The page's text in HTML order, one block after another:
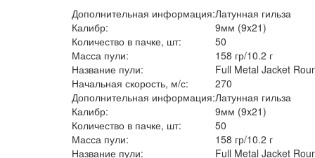
Дополнительная информация:Латунная гильза
Калибр:
9мм (9x21)
Количество в пачке, шт:
50
Масса пули:
158 гр/10.2 г
Название пули:
Full Metal Jacket
Начальная скорость, м/с:
270
Дополнительная информация:Латунная гильза
Калибр:
9мм (9x21)
Количество в пачке, шт:
50
Масса пули:
158 гр/10.2 г
Название пули:
Full Metal Jacket